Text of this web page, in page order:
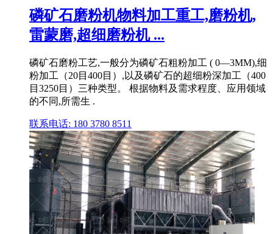
磷矿石磨粉机物料加工重工,磨粉机,
雷蒙磨,超细磨粉机 ...
磷矿石磨粉工艺,一般分为磷矿石粗粉加工 ( 0—3MM),细
粉加工（20目400目）,以及磷矿石的超细粉深加工（400
目3250目）三种类型。 根据物料及需求程度、应用领域
的不同,所需生 .
联系电话: 180 3780 8511